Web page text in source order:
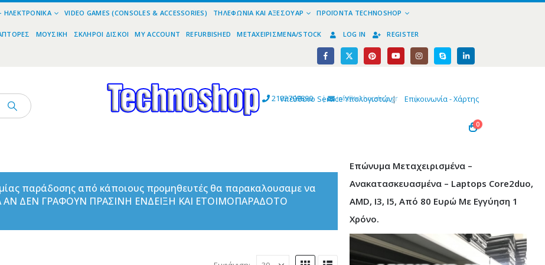
ΗΛΕΚΤΡΟΝΙΚΆ VIDEO GAMES (CONSOLES & ACCESSORIES) ΤΗΛΕΦΩΝΊΑ ΚΑΙ ΑΞΕΣΟΥΆΡ ΠΡΟΪΌΝΤΑ TECHNOSHOP
ΜΟΥΣΙΚΉ ΣΚΛΗΡΟΊ ΔΊΣΚΟΙ MY ACCOUNT REFURBISHED ΜΕΤΑΧΕΙΡΙΣΜΈΝΑ/STOCK LOG IN REGISTER
2102799890 | info@technoshop,gr |
Υπεύθυνο Service Υπολογιστών| Επικοινωνία - Χάρτης
0
παράδοσης από κάποιους προμηθευτές θα παρακαλουσαμε να
ΔΕΝ ΓΡΑΦΟΥΝ ΠΡΑΣΙΝΗ ΕΝΔΕΙΞΗ ΚΑΙ ΕΤΟΙΜΟΠΑΡΑΔΟΤΟ
Επώνυμα Μεταχειρισμένα –
Ανακατασκευασμένα – Laptops Core2duo,
AMD, I3, I5, Από 80 Ευρώ Με Εγγύηση 1
Χρόνο.